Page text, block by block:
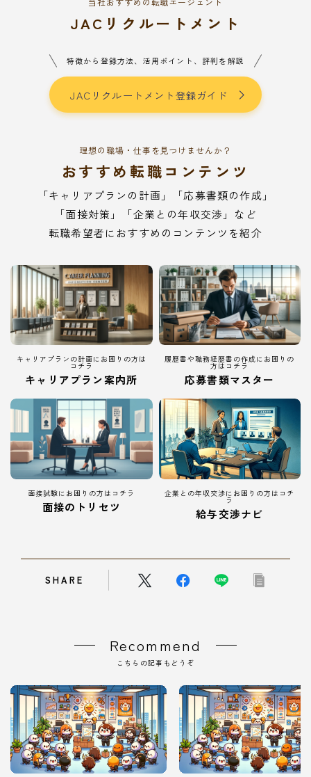
JACリクルートメント
特徴から登録方法、活用ポイント、評判を解説
JACリクルートメント登録ガイド
理想の職場・仕事を見つけませんか？
おすすめ転職コンテンツ
「キャリアプランの計画」「応募書類の作成」
「面接対策」「企業との年収交渉」など
転職希望者におすすめのコンテンツを紹介
キャリアプランの計画にお困りの方は
コチラ
キャリアプラン案内所
履歴書や職務経歴書の作成にお困りの
方はコチラ
応募書類マスター
面接試験にお困りの方はコチラ
面接のトリセツ
企業との年収交渉にお困りの方はコチ
ラ
給与交渉ナビ
SHARE
Recommend
こちらの記事もどうぞ